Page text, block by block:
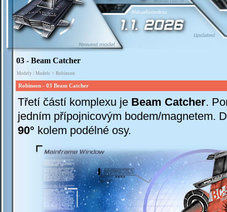
03 - Beam Catcher
Modely / Models > Robinson
Robinson - 03 Beam Catcher
Třetí částí komplexu je Beam Catcher.
jedním přípojnicovým bodem/magnetem.
90° kolem podélné osy.